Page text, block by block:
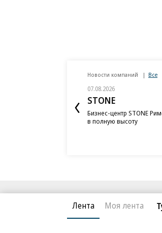
Новости компаний Все
07.08.2026
STONE
Бизнес-центр STONE
в полную высоту
Лента Моя лента
Благотворительный фонд